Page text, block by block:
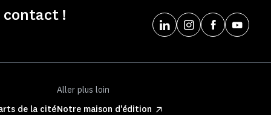
contact !
de la cité
Aller plus loin
Notre maison d'édition